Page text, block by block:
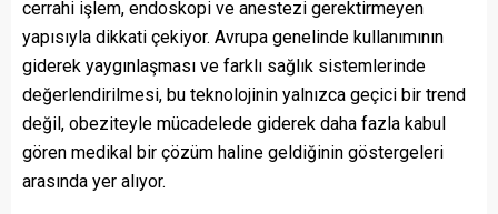
cerrahi işlem, endoskopi ve anestezi gerektirmeyen
yapısıyla dikkati çekiyor. Avrupa genelinde kullanımının
giderek yaygınlaşması ve farklı sağlık sistemlerinde
değerlendirilmesi, bu teknolojinin yalnızca geçici bir trend
değil, obeziteyle mücadelede giderek daha fazla kabul
gören medikal bir çözüm haline geldiğinin göstergeleri
arasında yer alıyor.